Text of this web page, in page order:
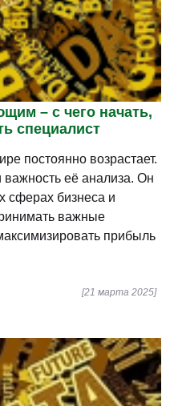
– с чего начать,
специалист
постоянно возрастает.
важность её анализа. Он
сферах бизнеса и
важные
прибыль
[21 марта 2025]